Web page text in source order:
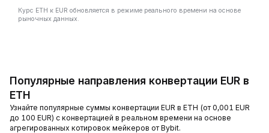
Курс ETH к EUR обновляется в режиме реального времени на основе
рыночных данных.
Популярные направления конвертации EUR в
ETH
Узнайте популярные суммы конвертации EUR в ETH (от 0,001 EUR
до 100 EUR) с конвертацией в реальном времени на основе
агрегированных котировок мейкеров от Bybit.